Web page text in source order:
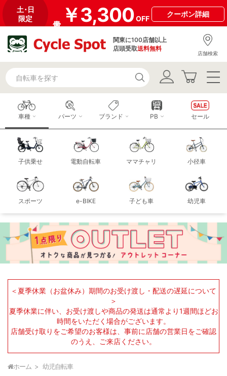
土･日
限定
￥3,300OFF
クーポン詳細
関東に100店舗以上
店頭受取送料無料
店舗検索
車種
子供乗せ 電動自転車 ママチャリ 小径車
スポーツ e-BIKE 子ども車 幼児車
パーツ ブランド PB セール
＜夏季休業（お盆休み）期間のお受け渡し・配送の遅延について
＞
夏季休業に伴い、お受け渡しや商品の発送は通常より1週間ほどお
時間をいただく場合がございます。
店舗受け取りをご希望のお客様は、事前に店舗の営業日をご確認
のうえ、ご来店ください。
ホーム 幼児自転車